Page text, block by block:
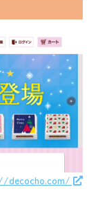
decocho.com/